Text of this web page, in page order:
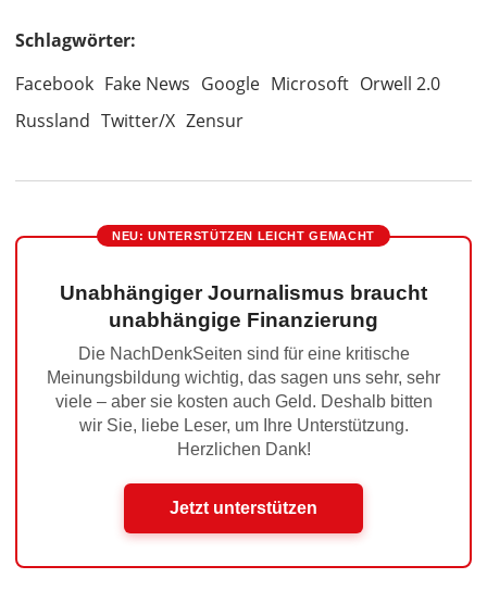
Schlagwörter:
Facebook Fake News Google Microsoft Orwell 2.0
Russland Twitter/X Zensur
NEU: UNTERSTÜTZEN LEICHT GEMACHT
Unabhängiger Journalismus braucht
unabhängige Finanzierung
Die NachDenkSeiten sind für eine kritische
Meinungsbildung wichtig, das sagen uns sehr, sehr
viele – aber sie kosten auch Geld. Deshalb bitten
wir Sie, liebe Leser, um Ihre Unterstützung.
Herzlichen Dank!
Jetzt unterstützen